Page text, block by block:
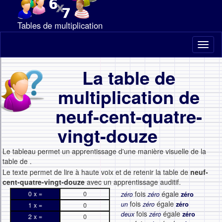
Tables de multiplication
La table de
multiplication de
neuf-cent-quatre-
vingt-douze
Le tableau permet un apprentissage d'une manière visuelle de la
table de .
Le texte permet de lire à haute voix et de retenir la table de neuf-
cent-quatre-vingt-douzeavec un apprentissage auditif.
0 x =
0
1 x =
0
2 x =
0
zérofoiszéroégalezéro
un foiszéro égale zéro
deuxfoiszéroégalezéro